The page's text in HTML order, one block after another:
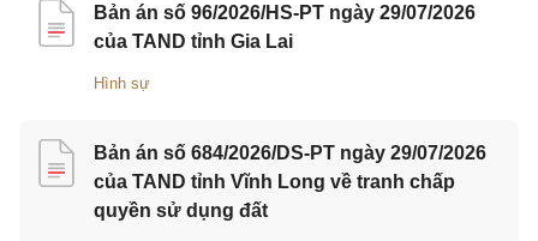
Bản án số 96/2026/HS-PT ngày 29/07/2026
của TAND tỉnh Gia Lai
Hình sự
Bản án số 684/2026/DS-PT ngày 29/07/2026
của TAND tỉnh Vĩnh Long về tranh chấp
quyền sử dụng đất